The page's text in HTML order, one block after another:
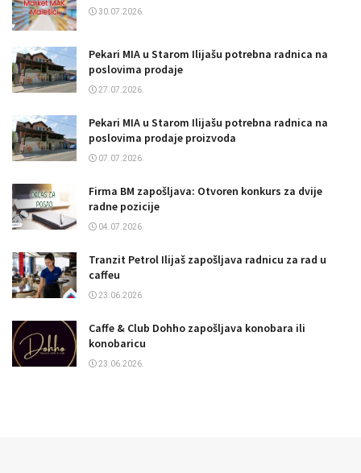
30.07.2026.
Pekari MIA u Starom Ilijašu potrebna radnica na
poslovima prodaje
27.07.2026.
Pekari MIA u Starom Ilijašu potrebna radnica na
poslovima prodaje proizvoda
07.07.2026.
Firma BM zapošljava: Otvoren konkurs za dvije
radne pozicije
04.07.2026.
Tranzit Petrol Ilijaš zapošljava radnicu za rad u
caffeu
23.06.2026.
Caffe & Club Dohho zapošljava konobara ili
konobaricu
23.06.2026.